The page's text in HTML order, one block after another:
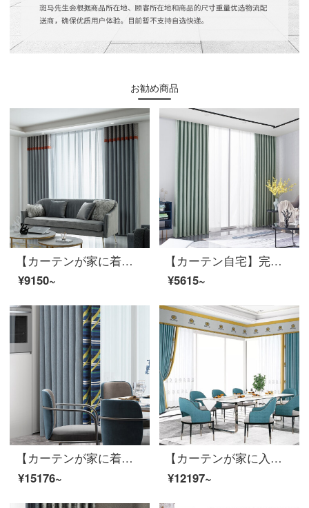
お勧め商品
【カーテンが家に着く】軽奢で絶色の双嬌高遮光カスタムジャカードカーテン製品ポリエステルリビングルームの現代床の窓をつなぎ合わせて定型化JBLW 017 Sフック/カーテンヘッドを含まない(高さ2.6メートル以内で改変可能)Sカーテンセット/ダブルオープン(適用窓幅2-2.6メートル)
¥9150~
【カーテン自宅】完成品のカーテン遮光布リビングルームのひびが簡単で高精密で現代的に定型化された純色のカーテンをカスタマイズしてLDC 20 FC-126少女緑Sフックを取り付ける。
¥5615~
【カーテンが家に着く】現代明日のカーテン完成品の黒い糸高遮光ジャカードを簡単に予約して定型化してポリエステルリビングルームの床の窓LDC 20 SSC-79ノック/カーテンヘッドを含まない(高さ2.6メートル以内で変更可能)XLのカーテンセット/ダブルオープン(適用窓の幅は4.1-4.4メートル)
¥15176~
【カーテンが家に入る】百掛022打孔/カーテンなし（高さ2.6メートル以内で改変可能）XXXXのカーテンセット/ダブルオープン（適用窓幅3.5-4.1メートル）
¥12197~